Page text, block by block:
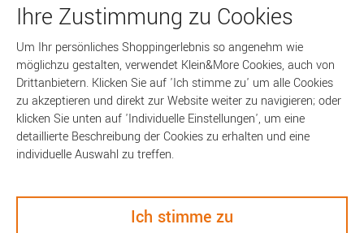
Farbe
In den Warenkorb
Ihre Zustimmung zu Cookies
Um Ihr persönliches Shoppingerlebnis so angenehm wie
möglichzu gestalten, verwendet Klein&More Cookies, auch von
Drittanbietern. Klicken Sie auf 'Ich stimme zu' um alle Cookies
zu akzeptieren und direkt zur Website weiter zu navigieren; oder
klicken Sie unten auf 'Individuelle Einstellungen', um eine
detaillierte Beschreibung der Cookies zu erhalten und eine
individuelle Auswahl zu treffen.
Ich stimme zu